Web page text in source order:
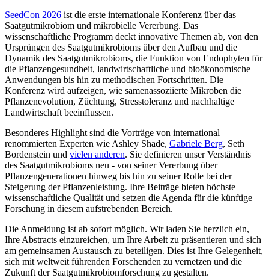
SeedCon 2026 ist die erste internationale Konferenz über das
Saatgutmikrobiom und mikrobielle Vererbung. Das
wissenschaftliche Programm deckt innovative Themen ab, von den
Ursprüngen des Saatgutmikrobioms über den Aufbau und die
Dynamik des Saatgutmikrobioms, die Funktion von Endophyten für
die Pflanzengesundheit, landwirtschaftliche und bioökonomische
Anwendungen bis hin zu methodischen Fortschritten. Die
Konferenz wird aufzeigen, wie samenassoziierte Mikroben die
Pflanzenevolution, Züchtung, Stresstoleranz und nachhaltige
Landwirtschaft beeinflussen.
Besonderes Highlight sind die Vorträge von international
renommierten Experten wie Ashley Shade, Gabriele Berg, Seth
Bordenstein und vielen anderen. Sie definieren unser Verständnis
des Saatgutmikrobioms neu - von seiner Vererbung über
Pflanzengenerationen hinweg bis hin zu seiner Rolle bei der
Steigerung der Pflanzenleistung. Ihre Beiträge bieten höchste
wissenschaftliche Qualität und setzen die Agenda für die künftige
Forschung in diesem aufstrebenden Bereich.
Die Anmeldung ist ab sofort möglich. Wir laden Sie herzlich ein,
Ihre Abstracts einzureichen, um Ihre Arbeit zu präsentieren und sich
am gemeinsamen Austausch zu beteiligen. Dies ist Ihre Gelegenheit,
sich mit weltweit führenden Forschenden zu vernetzen und die
Zukunft der Saatgutmikrobiomforschung zu gestalten.